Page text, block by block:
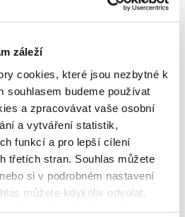
záleží
cookies, které jsou nezbytné k
souhlasem budeme používat
a zpracovávat vaše osobní
a vytváření statistik,
funkcí a pro lepší cílení
třetích stran. Souhlas můžete
si v podrobném nastavení
můžete kdykoliv odvolat.
> 5 ks
na13 prodejnách